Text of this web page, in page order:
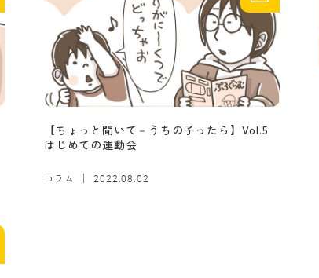
【ちょっと聞いて－うちの子ったら】Vol.5
はじめての運動会
コラム 2022.08.02